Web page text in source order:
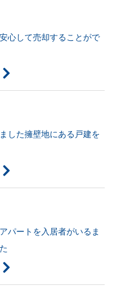
心して売却することがで
した擁壁地にある戸建を
パートを入居者がいるま